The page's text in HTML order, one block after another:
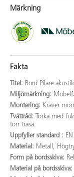
Märkning
Fakta
Titel: Bord Pilare
Miljömärkning:
Montering: Kräver
Tvättråd:
Torka med
torr trasa.
Uppfyller standard :
Material: Metall,
Form på bordsskiva:
Material på bordsskiva: